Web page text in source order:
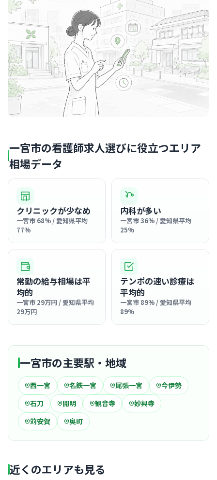
一宮市の看護師求人選びに役立つエリア
相場データ
クリニックが少なめ
一宮市 68% / 愛知県平均
77%
内科が多い
一宮市 36% / 愛知県平均
25%
常勤の給与相場は平
均的
一宮市 29万円 / 愛知県平均
29万円
テンポの速い診療は
平均的
一宮市 89% / 愛知県平均
89%
一宮市の主要駅・地域
西一宮 名鉄一宮 尾張一宮
今伊勢
石刀
開明 観音寺
妙興寺
苅安賀
奥町
近くのエリアも見る